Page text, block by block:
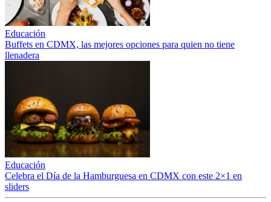
Educación
Buffets en CDMX, las mejores opciones para quien no tiene
llenadera
Educación
Celebra el Día de la Hamburguesa en CDMX con este 2×1 en
sliders